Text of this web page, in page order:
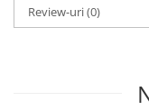
Review-uri(0)